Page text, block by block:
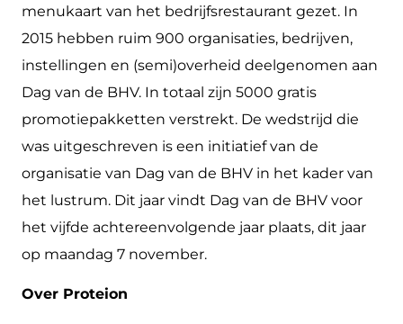
menukaart van het bedrijfsrestaurant gezet. In
2015 hebben ruim 900 organisaties, bedrijven,
instellingen en (semi)overheid deelgenomen aan
Dag van de BHV. In totaal zijn 5000 gratis
promotiepakketten verstrekt. De wedstrijd die
was uitgeschreven is een initiatief van de
organisatie van Dag van de BHV in het kader van
het lustrum. Dit jaar vindt Dag van de BHV voor
het vijfde achtereenvolgende jaar plaats, dit jaar
op maandag 7 november.
Over Proteion